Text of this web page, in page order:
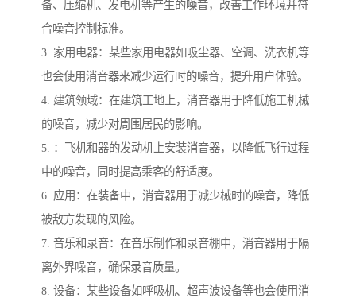
备、压缩机、发电机等产生的噪音，改善工作环境并符
合噪音控制标准。
3. 家用电器：某些家用电器如吸尘器、空调、洗衣机等
也会使用消音器来减少运行时的噪音，提升用户体验。
4. 建筑领域：在建筑工地上，消音器用于降低施工机械
的噪音，减少对周围居民的影响。
5. ：飞机和器的发动机上安装消音器，以降低飞行过程
中的噪音，同时提高乘客的舒适度。
6. 应用：在装备中，消音器用于减少械时的噪音，降低
被敌方发现的风险。
7. 音乐和录音：在音乐制作和录音棚中，消音器用于隔
离外界噪音，确保录音质量。
8. 设备：某些设备如呼吸机、超声波设备等也会使用消